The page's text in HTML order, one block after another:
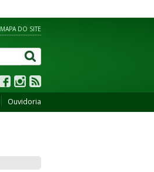
MAPA DO SITE
Ouvidoria